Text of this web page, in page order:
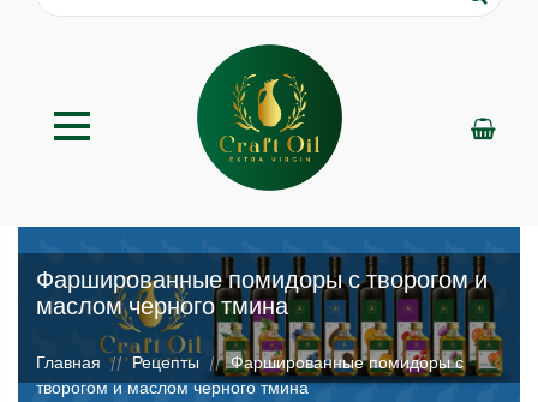
Фаршированные помидоры с творогом и
маслом черного тмина
;
Главная // Рецепты // Фаршированные помидоры с
творогом и маслом черного тмина